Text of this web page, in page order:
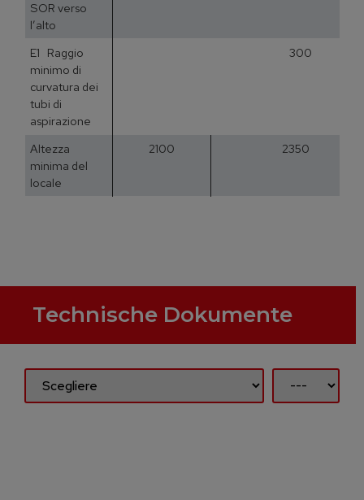
SOR verso
l’alto
E1 Raggio
minimo di
curvatura dei
tubi di
aspirazione
300
Altezza
minima del
locale
2100 2350
Technische Dokumente